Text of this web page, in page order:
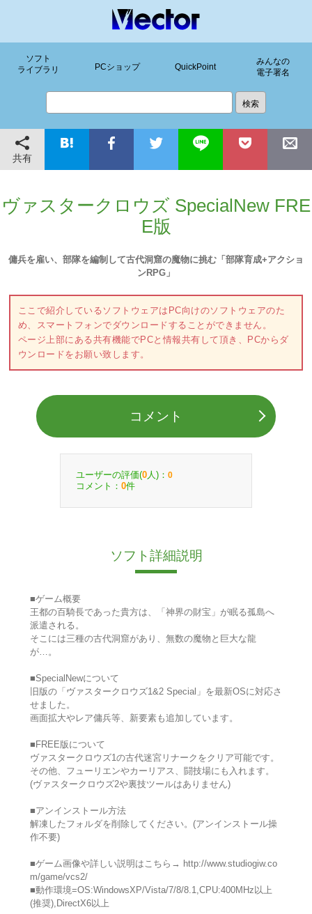
ソフト
ライブラリ
PCショップ QuickPoint
みんなの
電子署名
共有
ヴァスタークロウズ SpecialNew FRE
E版
傭兵を雇い、部隊を編制して古代洞窟の魔物に挑む「部隊育成+アクショ
ンRPG」
ここで紹介しているソフトウェアはPC向けのソフトウェアのた
め、スマートフォンでダウンロードすることができません。
ページ上部にある共有機能でPCと情報共有して頂き、PCからダ
ウンロードをお願い致します。
コメント
ユーザーの評価(0 人)： 0
コメント： 0件
ソフト詳細説明
■ゲーム概要
王都の百騎長であった貴方は、「神界の財宝」が眠る孤島へ
派遣される。
そこには三種の古代洞窟があり、無数の魔物と巨大な龍
が…。
■SpecialNewについて
旧版の「ヴァスタークロウズ1&2 Special」を最新OSに対応さ
せました。
画面拡大やレア傭兵等、新要素も追加しています。
■FREE版について
ヴァスタークロウズ1の古代迷宮リナークをクリア可能です。
その他、フューリエンやカーリアス、闘技場にも入れます。
(ヴァスタークロウズ2や裏技ツールはありません)
■アンインストール方法
解凍したフォルダを削除してください。(アンインストール操
作不要)
■ゲーム画像や詳しい説明はこちら→ http://www.studiogiw.co
m/game/vcs2/
■動作環境=OS:WindowsXP/Vista/7/8/8.1,CPU:400MHz以上
(推奨),DirectX6以上